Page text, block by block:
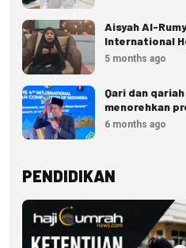
Aisyah Al-
International
5 months ago
Qari dan
menorehkan
6 months ago
PENDIDIKAN